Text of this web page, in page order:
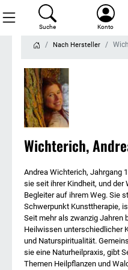
Suche Konto
Nach Hersteller
Wichterich,
Andrea Wichterich, Jahrgang
sie seit ihrer Kindheit, und der
Begleiter auf ihrem Weg. Sie
Schwerpunkt Kunsttherapie,
Seit mehr als zwanzig
Heilwissen unterschiedlicher
und Naturspiritualität.
sie eine Naturheilpraxis, gibt
Themen Heilpflanzen und